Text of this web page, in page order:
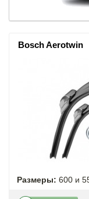
Bosch Aerotwin
Размеры: 600 и